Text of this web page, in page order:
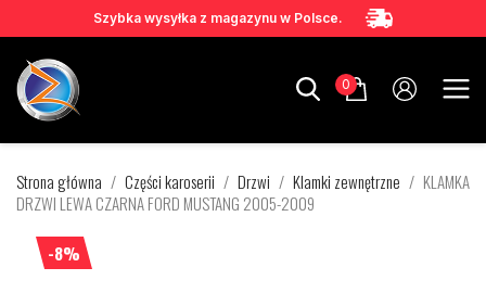
Szybka wysyłka z magazynu w Polsce.
0
Strona główna Części karoserii Drzwi Klamki zewnętrzne
KLAMKA
DRZWI LEWA CZARNA FORD MUSTANG 2005-2009
-8%